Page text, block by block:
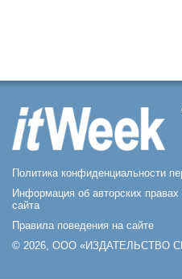
Политика конфиденциальности
Информация об авторских
сайта
Правила поведения на сайте
© 2026, ООО «ИЗДАТЕЛЬСТВО